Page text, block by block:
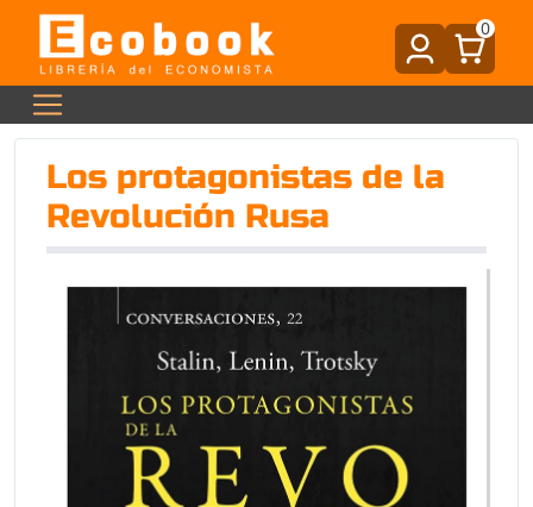
0
Los protagonistas de la
Revolución Rusa